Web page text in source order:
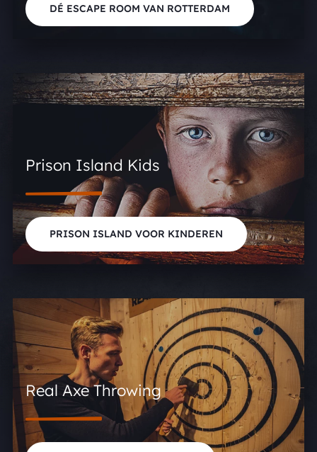
DÉ ESCAPE ROOM VAN ROTTERDAM
Prison Island Kids
PRISON ISLAND VOOR KINDEREN
Real Axe Throwing